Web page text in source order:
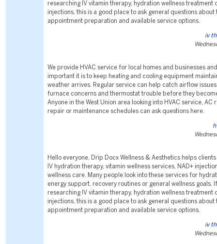
researching IV vitamin therapy, hydration wellness treatment
injections, this is a good place to ask general questions about
appointment preparation and available service options.
iv
We provide HVAC service for local homes and businesses
important it is to keep heating and cooling equipment
weather arrives. Regular service can help catch airflow
furnace concerns and thermostat trouble before they
Anyone in the West Union area looking into HVAC service, AC
repair or maintenance schedules can ask questions here.
Hello everyone, Drip Docx Wellness & Aesthetics helps
IV hydration therapy, vitamin wellness services, NAD+
wellness care. Many people look into these services for
energy support, recovery routines or general wellness goals.
researching IV vitamin therapy, hydration wellness treatment
injections, this is a good place to ask general questions about
appointment preparation and available service options.
iv